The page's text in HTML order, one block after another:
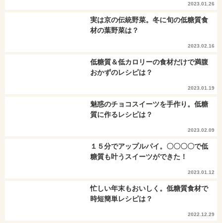
2023.01.26
実は京の伝統野菜。冬に旬の低糖質食
材の葉野菜は？
2023.02.16
低糖質＆低カロリーの食材だけで満腹
おかずのレシピは？
2023.01.19
魅惑のチョコスイーツを手作り。低糖
質に作るレシピは？
2023.02.09
１５分でアップルパイ。〇〇〇〇で低
糖質も叶うスイーツができた！
2023.01.12
忙しい年末もおいしく。低糖質食材で
時短簡単レシピは？
2022.12.29